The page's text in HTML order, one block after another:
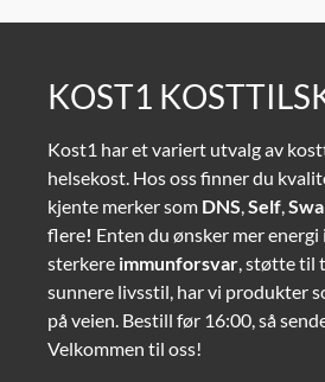
KOST1
Kost1 har et variert utvalg av
helsekost. Hos oss finner du
kjente merker som DNS Self
flere! Enten du ønsker mer energi
sterkere immunforsvar , støtte til
sunnere livsstil, har vi produkter
på veien. Bestill før 16:00, så
Velkommen til oss!